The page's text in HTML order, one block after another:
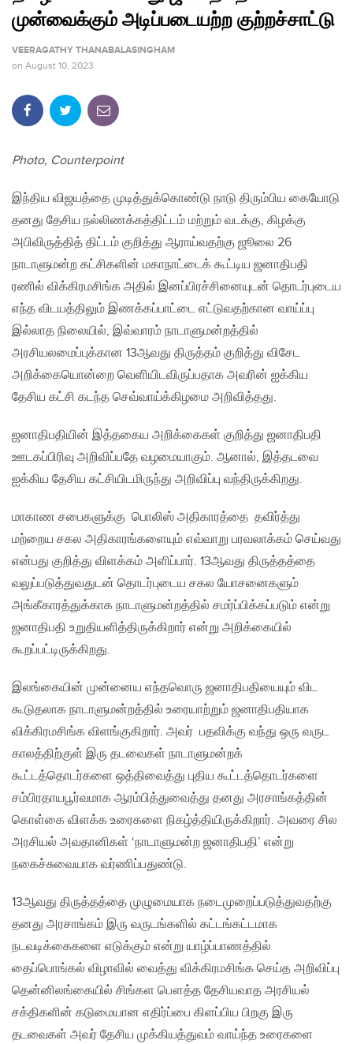
முன்வைக்கும் அடிப்படையற்ற குற்றச்சாட்டு
VEERAGATHY THANABALASINGHAM
on August 10, 2023
Photo, Counterpoint
இந்திய விஜயத்தை முடித்துக்கொண்டு நாடு திரும்பிய கையோடு
தனது தேசிய நல்லிணக்கத்திட்டம் மற்றும் வடக்கு, கிழக்கு
அபிவிருத்தித் திட்டம் குறித்து ஆராய்வதற்கு ஜூலை 26
நாடாளுமன்ற கட்சிகளின் மகாநாட்டைக் கூட்டிய ஜனாதிபதி
ரணில் விக்கிரமசிங்க அதில் இனப்பிரச்சினையுடன் தொடர்புடைய
எந்த விடயத்திலும் இணக்கப்பாட்டை எட்டுவதற்கான வாய்ப்பு
இல்லாத நிலையில், இவ்வாரம் நாடாளுமன்றத்தில்
அரசியலமைப்புக்கான 13ஆவது திருத்தம் குறித்து விசேட
அறிக்கையொன்றை வெளியிடவிருப்பதாக அவரின் ஐக்கிய
தேசிய கட்சி கடந்த செவ்வாய்க்கிழமை அறிவித்தது.
ஜனாதிபதியின் இத்தகைய அறிக்கைகள் குறித்து ஜனாதிபதி
ஊடகப்பிரிவு அறிவிப்பதே வழமையாகும். ஆனால், இத்தடவை
ஐக்கிய தேசிய கட்சியிடமிருந்து அறிவிப்பு வந்திருக்கிறது.
மாகாண சபைகளுக்கு பொலிஸ் அதிகாரத்தை தவிர்த்து
மற்றைய சகல அதிகாரங்களையும் எவ்வாறு பரவலாக்கம் செய்வது
என்பது குறித்து விளக்கம் அளிப்பார். 13ஆவது திருத்தத்தை
வலுப்படுத்துவதுடன் தொடர்புடைய சகல யோசனைகளும்
அங்கீகாரத்துக்காக நாடாளுமன்றத்தில் சமர்ப்பிக்கப்படும் என்று
ஜனாதிபதி உறுதியளித்திருக்கிறார் என்று அறிக்கையில்
கூறப்பட்டிருக்கிறது.
இலங்கையின் முன்னைய எந்தவொரு ஜனாதிபதியையும் விட
கூடுதலாக நாடாளுமன்றத்தில் உரையாற்றும் ஜனாதிபதியாக
விக்கிரமசிங்க விளங்குகிறார். அவர் பதவிக்கு வந்து ஒரு வருட
காலத்திற்குள் இரு தடவைகள் நாடாளுமன்றக்
கூட்டத்தொடர்களை ஒத்திவைத்து புதிய கூட்டத்தொடர்களை
சம்பிரதாயபூர்வமாக ஆரம்பித்துவைத்து தனது அரசாங்கத்தின்
கொள்கை விளக்க உரைகளை நிகழ்த்தியிருக்கிறார். அவரை சில
அரசியல் அவதானிகள் ‘நாடாளுமன்ற ஜனாதிபதி’ என்று
நகைச்சுவையாக வர்ணிப்பதுண்டு.
13ஆவது திருத்தத்தை முழுமையாக நடைமுறைப்படுத்துவதற்கு
தனது அரசாங்கம் இரு வருடங்களில் கட்டங்கட்டமாக
நடவடிக்கைகளை எடுக்கும் என்று யாழ்ப்பாணத்தில்
தைப்பொங்கல் விழாவில் வைத்து விக்கிரமசிங்க செய்த அறிவிப்பு
தென்னிலங்கையில் சிங்கள பௌத்த தேசியவாத அரசியல்
சக்திகளின் கடுமையான எதிர்ப்பை கிளப்பிய பிறகு இரு
தடவைகள் அவர் தேசிய முக்கியத்துவம் வாய்ந்த உரைகளை